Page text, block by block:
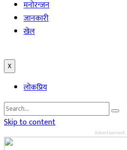
मनोरन्जन
जानकारी
खेल
X
लोकप्रिय
Skip to content
Advertisement